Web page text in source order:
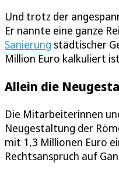
Und trotz der
Er nannte eine ganze
Sanierung städtischer
Million Euro kalkuliert
Allein die
Die Mitarbeiterinnen
Neugestaltung der
mit 1,3 Millionen Euro
Rechtsanspruch auf